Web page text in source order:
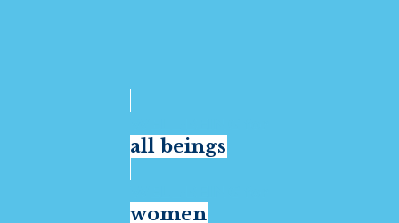
all beings
women